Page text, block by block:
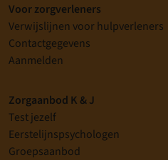
Voor zorgverleners
Verwijslijnen voor hulpverleners
Contactgegevens
Aanmelden
Zorgaanbod K & J
Test jezelf
Eerstelijnspsychologen
Groepsaanbod